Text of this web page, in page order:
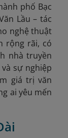
phố Bạc
Lầu – tác
nghệ thuật
rộng rãi, có
nhà truyền
sự nghiệp
giá trị văn
ai yêu mến